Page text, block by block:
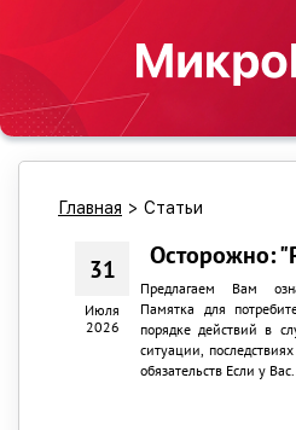
Главная > Статьи
31
Июля
2026
Осторожно:
Предлагаем Вам
Памятка для
порядке действий в
ситуации,
обязательств Если у